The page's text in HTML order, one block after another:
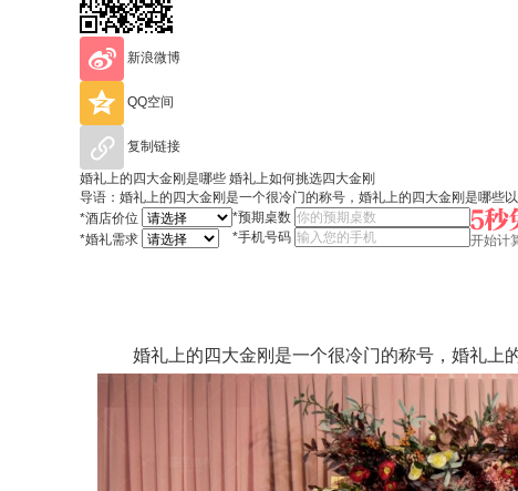
新浪微博
QQ空间
复制链接
婚礼上的四大金刚是哪些 婚礼上如何挑选四大金刚
导语：婚礼上的四大金刚是一个很冷门的称号，婚礼上的四大金刚是哪些
*酒店价位
*婚礼需求
*预期桌数
*手机号码
开始计
婚礼上的四大金刚是一个很冷门的称号，婚礼上